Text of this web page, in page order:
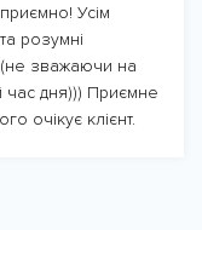
Усім
розумні
(не зважаючи на
час дня))) Приємне
очікує клієнт.